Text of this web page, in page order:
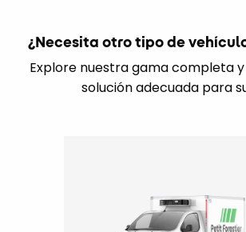
¿Necesita otro tipo de
Explore nuestra gama completa
solución adecuada para